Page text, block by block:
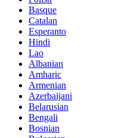
Basque
Catalan
Esperanto
Hindi
Lao
Albanian
Amharic
Armenian
Azerbaijani
Belarusian
Bengali
Bosnian